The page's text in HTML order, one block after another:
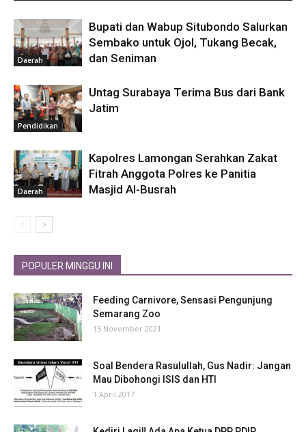
Daerah
Bupati dan Wabup Situbondo Salurkan
Sembako untuk Ojol, Tukang Becak,
dan Seniman
Pendidikan
Untag Surabaya Terima Bus dari Bank
Jatim
Daerah
Kapolres Lamongan Serahkan Zakat
Fitrah Anggota Polres ke Panitia
Masjid Al-Busrah
POPULER MINGGU INI
Feeding Carnivore, Sensasi Pengunjung
Semarang Zoo
15 November 2021
Soal Bendera Rasulullah, Gus Nadir: Jangan
Mau Dibohongi ISIS dan HTI
1 April 2017